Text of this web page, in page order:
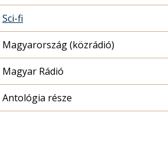
Sci-fi
Magyarország (közrádió)
Magyar Rádió
Antológia része